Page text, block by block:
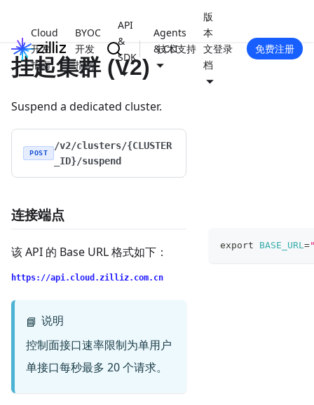
Cloud
开发
指南
BYOC
开发
指南
API
&
SDK
Agents
& CLI
版
本
文
档
技术支持 登录 免费注册
挂起集群 (V2)
Suspend a dedicated cluster.
POST
/v2/clusters/{CLUSTER
_ID}/suspend
连接端点
该 API 的 Base URL 格式如下：
https://api.cloud.zilliz.com.cn
📘 说明
控制面接口速率限制为单用户
单接口每秒最多 20 个请求。
export BASE_URL=